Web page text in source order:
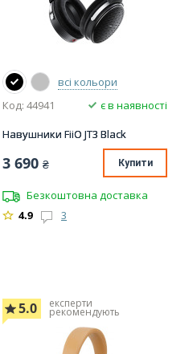
всі кольори
Код: 44941
є в наявності
Навушники FiiO JT3 Black
3 690 ₴ Купити
Безкоштовна доставка
4.9
3
5.0 експерти
рекомендують